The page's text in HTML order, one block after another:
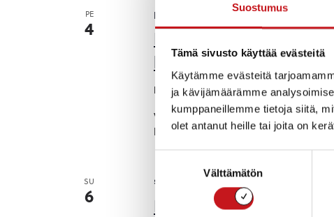
Suostumus
Tämä sivusto käyttää evästeitä
Käytämme evästeitä
ja kävijämäärämme
kumppaneillemme tietoja siitä,
olet antanut heille tai joita on
Välttämätön
PE
4
Rautalammin vapaa-
kokous pe 4.9. klo 14
perjantai 4.9.2026 14:00-15:30
Rautalammin kunnanvirasto
Vastan seuraava avoin kokous pe
kokousta ja kertomaan huomioita,
SU
6 Kartanokierros
sunnuntai 6.9.2026 10:00